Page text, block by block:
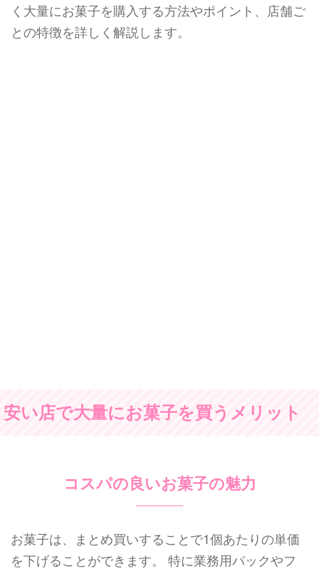
く大量にお菓子を購入する方法やポイント、店舗ご
との特徴を詳しく解説します。
安い店で大量にお菓子を買うメリット
コスパの良いお菓子の魅力
お菓子は、まとめ買いすることで1個あたりの単価
を下げることができます。 特に業務用パックやフ